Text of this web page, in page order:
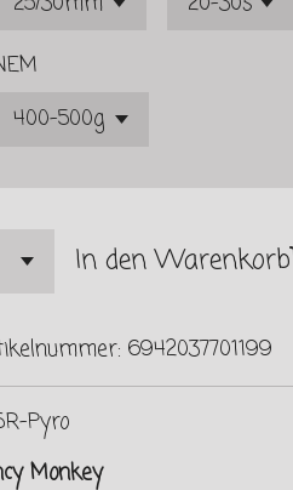
In den Warenkorb
6942037701199
Pyro
Monkey